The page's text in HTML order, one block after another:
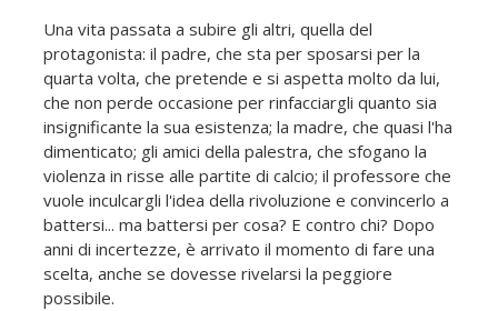
Una vita passata a subire gli altri, quella del
protagonista: il padre, che sta per sposarsi per la
quarta volta, che pretende e si aspetta molto da lui,
che non perde occasione per rinfacciargli quanto sia
insignificante la sua esistenza; la madre, che quasi l'ha
dimenticato; gli amici della palestra, che sfogano la
violenza in risse alle partite di calcio; il professore che
vuole inculcargli l'idea della rivoluzione e convincerlo a
battersi... ma battersi per cosa? E contro chi? Dopo
anni di incertezze, è arrivato il momento di fare una
scelta, anche se dovesse rivelarsi la peggiore
possibile.